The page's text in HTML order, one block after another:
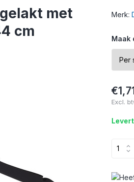
met
cm
Merk:
Maak
Excl.